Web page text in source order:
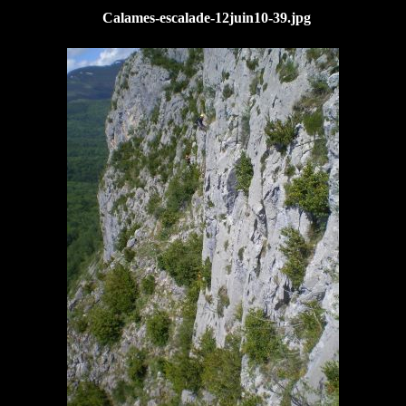
Calames-escalade-12juin10-39.jpg